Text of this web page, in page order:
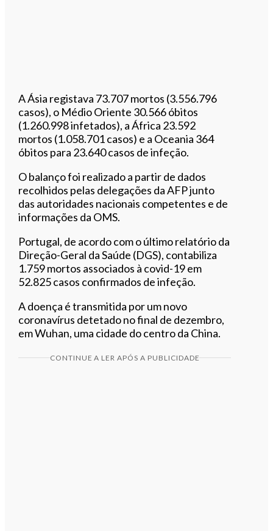
A Ásia registava 73.707 mortos (3.556.796
casos), o Médio Oriente 30.566 óbitos
(1.260.998 infetados), a África 23.592
mortos (1.058.701 casos) e a Oceania 364
óbitos para 23.640 casos de infeção.
O balanço foi realizado a partir de dados
recolhidos pelas delegações da AFP junto
das autoridades nacionais competentes e de
informações da OMS.
Portugal, de acordo com o último relatório da
Direção-Geral da Saúde (DGS), contabiliza
1.759 mortos associados à covid-19 em
52.825 casos confirmados de infeção.
A doença é transmitida por um novo
coronavírus detetado no final de dezembro,
em Wuhan, uma cidade do centro da China.
CONTINUE A LER APÓS A PUBLICIDADE